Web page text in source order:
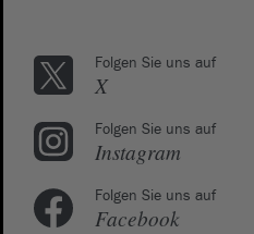
Folgen Sie uns auf
X
Folgen Sie uns auf
Instagram
Folgen Sie uns auf
Facebook